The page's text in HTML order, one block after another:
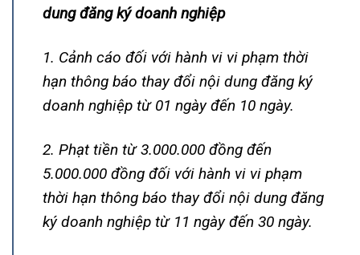
dung đăng ký doanh nghiệp
1. Cảnh cáo đối với hành vi vi phạm thời
hạn thông báo thay đổi nội dung đăng ký
doanh nghiệp từ 01 ngày đến 10 ngày.
2. Phạt tiền từ 3.000.000 đồng đến
5.000.000 đồng đối với hành vi vi phạm
thời hạn thông báo thay đổi nội dung đăng
ký doanh nghiệp từ 11 ngày đến 30 ngày.